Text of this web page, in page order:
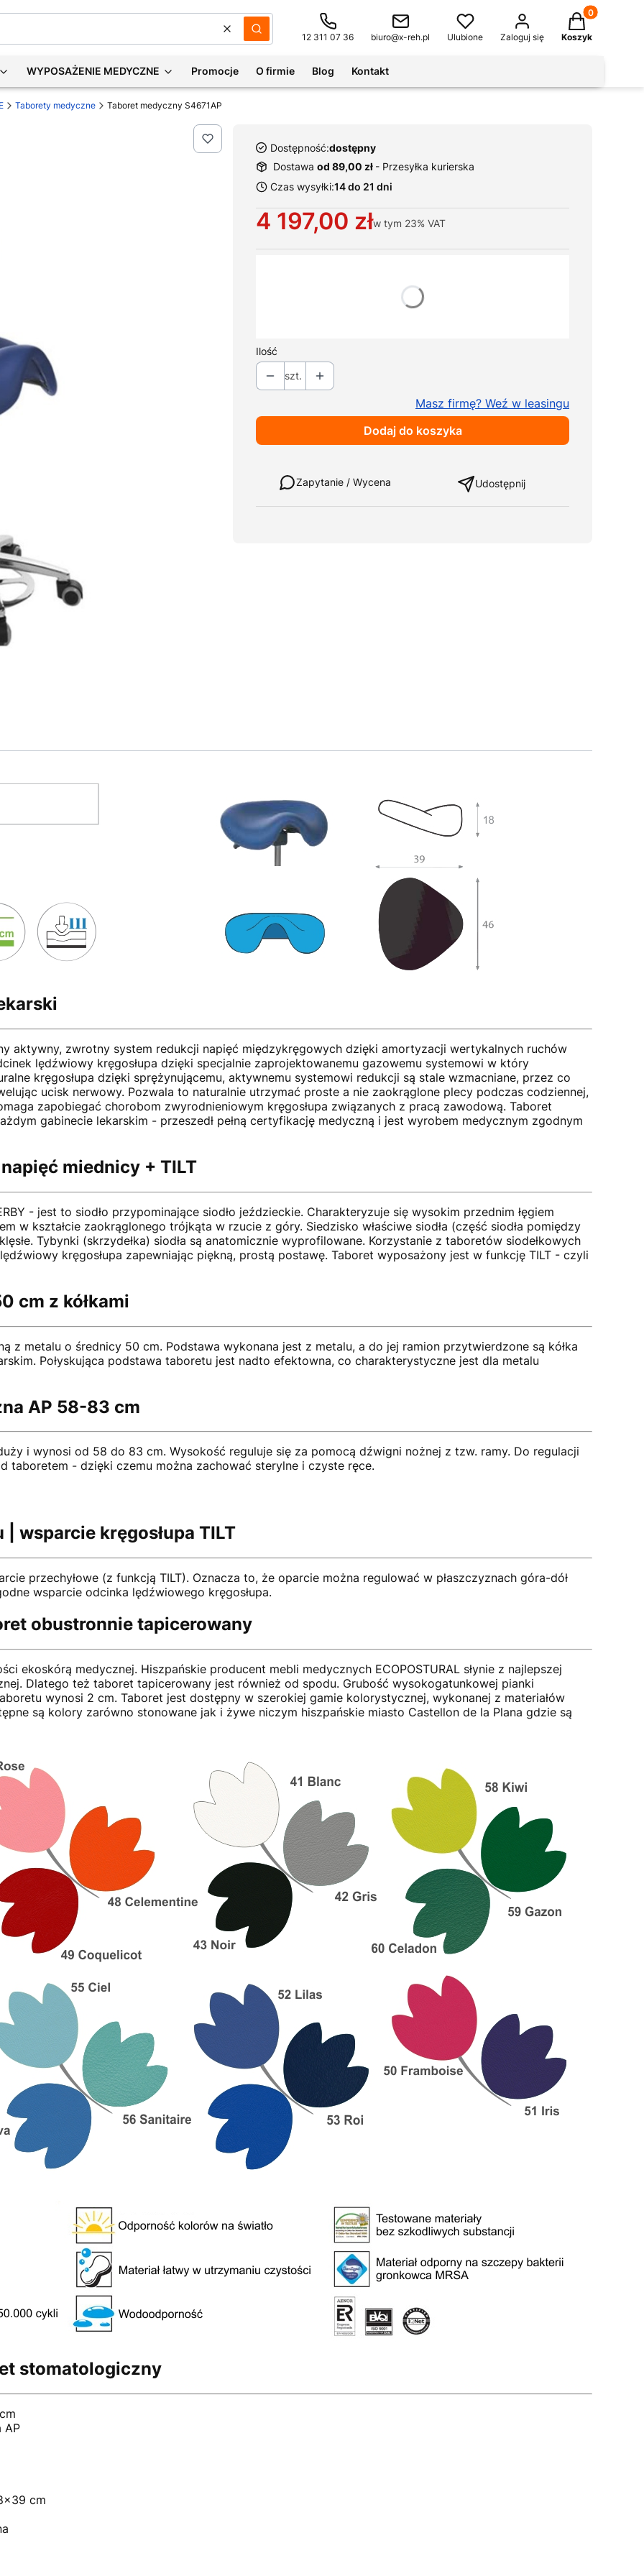
WyczyśćSzukaj 12 311 07 36 biuro@x-reh.pl Ulubione Zaloguj się
Produkty w
Koszyk
WYPOSAŻENIE MEDYCZNE Promocje O firmie Blog Kontakt
Taborety medyczne Taboret medyczny S4671AP
Dostępność:dostępny
Dostawa od 89,00 zł - Przesyłka kurierska
Czas wysyłki:14 do 21 dni
Cena
4 197,00 złw tym 23% VAT
Poszczególne warianty mogą różnić się ceną
Ilość
szt.
Masz firmę? Weź w leasingu
Dodaj do koszyka
Zapytanie / Wycena Udostępnij
aktywny, zwrotny system redukcji napięć międzykręgowych dzięki amortyzacji wertykalnych ruchów
lędźwiowy kręgosłupa dzięki specjalnie zaprojektowanemu gazowemu systemowi w który
kręgosłupa dzięki sprężynującemu, aktywnemu systemowi redukcji są stale wzmacniane, przez co
ucisk nerwowy. Pozwala to naturalnie utrzymać proste a nie zaokrąglone plecy podczas codziennej,
zapobiegać chorobom zwyrodnieniowym kręgosłupa związanych z pracą zawodową. Taboret
gabinecie lekarskim - przeszedł pełną certyfikację medyczną i jest wyrobem medycznym zgodnym
miednicy + TILT
- jest to siodło przypominające siodło jeździeckie. Charakteryzuje się wysokim przednim łęgiem
w kształcie zaokrąglonego trójkąta w rzucie z góry. Siedzisko właściwe siodła (część siodła pomiędzy
Tybynki (skrzydełka) siodła są anatomicznie wyprofilowane. Korzystanie z taboretów siodełkowych
kręgosłupa zapewniając piękną, prostą postawę. Taboret wyposażony jest w funkcję TILT - czyli
cm z kółkami
z metalu o średnicy 50 cm. Podstawa wykonana jest z metalu, a do jej ramion przytwierdzone są kółka
Połyskująca podstawa taboretu jest nadto efektowna, co charakterystyczne jest dla metalu
AP 58-83 cm
i wynosi od 58 do 83 cm. Wysokość reguluje się za pomocą dźwigni nożnej z tzw. ramy. Do regulacji
taboretem - dzięki czemu można zachować sterylne i czyste ręce.
wsparcie kręgosłupa TILT
przechyłowe (z funkcją TILT). Oznacza to, że oparcie można regulować w płaszczyznach góra-dół
wsparcie odcinka lędźwiowego kręgosłupa.
obustronnie tapicerowany
ekoskórą medycznej. Hiszpańskie producent mebli medycznych ECOPOSTURAL słynie z najlepszej
Dlatego też taboret tapicerowany jest również od spodu. Grubość wysokogatunkowej pianki
wynosi 2 cm. Taboret jest dostępny w szerokiej gamie kolorystycznej, wykonanej z materiałów
są kolory zarówno stonowane jak i żywe niczym hiszpańskie miasto Castellon de la Plana gdzie są
stomatologiczny
AP
cm